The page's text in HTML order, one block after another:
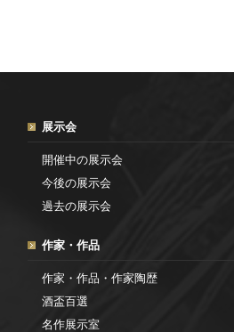
展示会
開催中の展示会
今後の展示会
過去の展示会
作家・作品
作家・作品・作家陶歴
酒盃百選
名作展示室